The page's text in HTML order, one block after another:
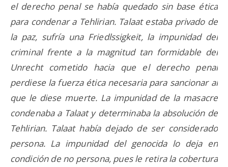
el derecho penal se había quedado sin base ética
para condenar a Tehlirian. Talaat estaba privado de
la paz, sufría una Friedlssigkeit, la impunidad del
criminal frente a la magnitud tan formidable del
Unrecht cometido hacia que el derecho penal
perdiese la fuerza ética necesaria para sancionar al
que le diese muerte. La impunidad de la masacre
condenaba a Talaat y determinaba la absolución de
Tehlirian. Talaat había dejado de ser considerado
persona. La impunidad del genocida lo deja en
condición de no persona, pues le retira la cobertura